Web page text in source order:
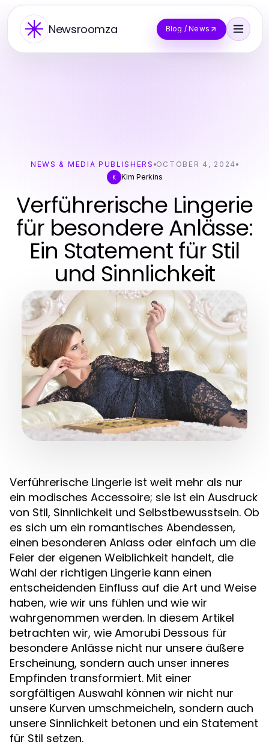
Newsroomza Blog / News
NEWS & MEDIA PUBLISHERS OCTOBER 4, 2024
K Kim Perkins
Verführerische Lingerie
für besondere Anlässe:
Ein Statement für Stil
und Sinnlichkeit
Verführerische Lingerie ist weit mehr als nur
ein modisches Accessoire; sie ist ein Ausdruck
von Stil, Sinnlichkeit und Selbstbewusstsein. Ob
es sich um ein romantisches Abendessen,
einen besonderen Anlass oder einfach um die
Feier der eigenen Weiblichkeit handelt, die
Wahl der richtigen Lingerie kann einen
entscheidenden Einfluss auf die Art und Weise
haben, wie wir uns fühlen und wie wir
wahrgenommen werden. In diesem Artikel
betrachten wir, wie Amorubi Dessous für
besondere Anlässe nicht nur unsere äußere
Erscheinung, sondern auch unser inneres
Empfinden transformiert. Mit einer
sorgfältigen Auswahl können wir nicht nur
unsere Kurven umschmeicheln, sondern auch
unsere Sinnlichkeit betonen und ein Statement
für Stil setzen.